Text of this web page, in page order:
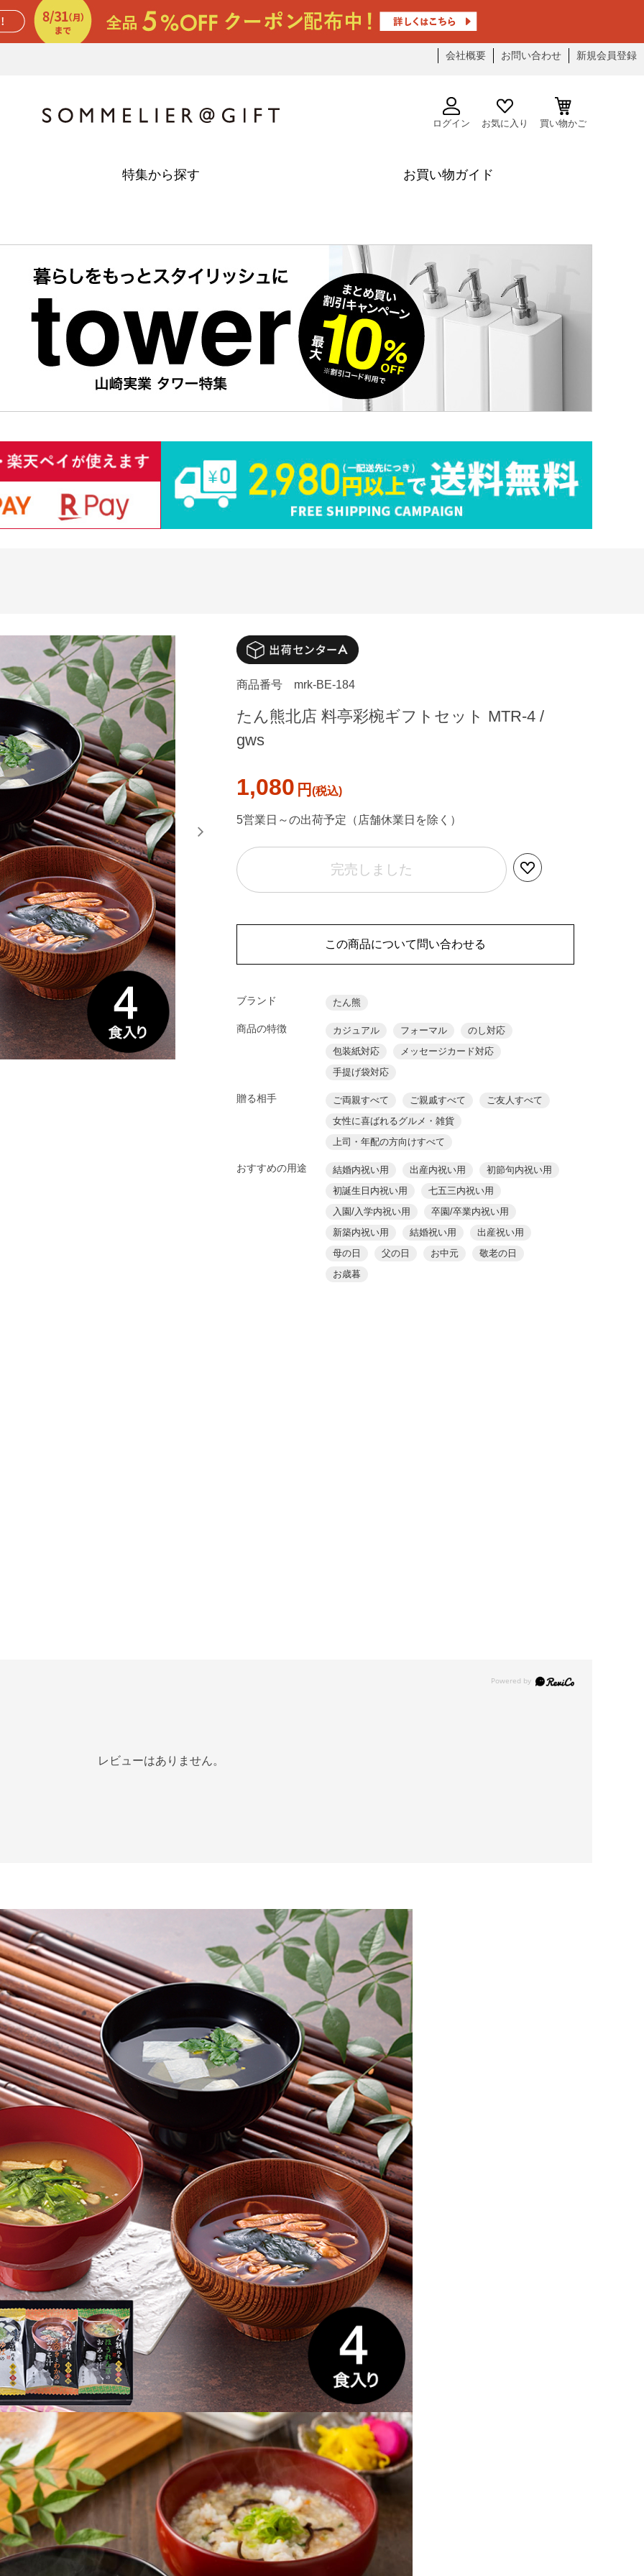
会社概要 お問い合わせ 新規会員登録
ログイン お気に入り 買い物かご
特集から探す お買い物ガイド
商品番号 mrk-BE-184
たん熊北店 料亭彩椀ギフトセット MTR-4 /
gws
1,080 円
5営業日～の出荷予定（店舗休業日を除く）
完売しました
この商品について問い合わせる
ブランド たん熊
商品の特徴 カジュアル フォーマル
のし対応
包装紙対応
メッセージカード対応
手提げ袋対応
贈る相手 ご両親すべて ご親戚すべて
ご友人すべて
女性に喜ばれるグルメ・雑貨
上司・年配の方向けすべて
おすすめの用途 結婚内祝い用 出産内祝い用
初節句内祝い用
初誕生日内祝い用
七五三内祝い用
入園/入学内祝い用
卒園/卒業内祝い用
新築内祝い用
結婚祝い用
出産祝い用
母の日
父の日 お中元
敬老の日
お歳暮
レビューはありません。